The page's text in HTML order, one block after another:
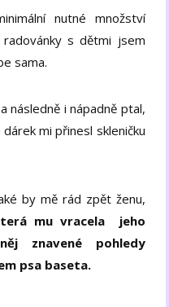
nutné množství
s dětmi jsem
sama.
následně i nápadně ptal,
mi přinesl skleničku
by mě rád zpět ženu,
mu vracela jeho
znavené pohledy
psa baseta.